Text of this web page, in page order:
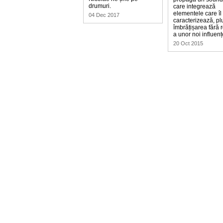
drumuri.
04 Dec 2017
care integrează
elementele care îl
caracterizează,
îmbrățișarea fără
a unor noi
20 Oct 2015